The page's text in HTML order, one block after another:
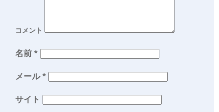
コメント
名前 *
メール *
サイト